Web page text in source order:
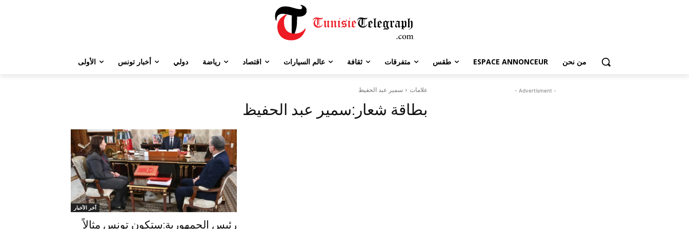
الأولى أخبار تونس دولي رياضة اقتصاد عالم السيارات ثقافة متفرقات طقس ESPACE ANNONCEUR من نحن
علامات سمير عبد الحفيظ
بطاقة شعار:سمير عبد الحفيظ
آخر الأخبار
رئيس الجمهورية:ستكون تونس مثالاً
- Advertisment -